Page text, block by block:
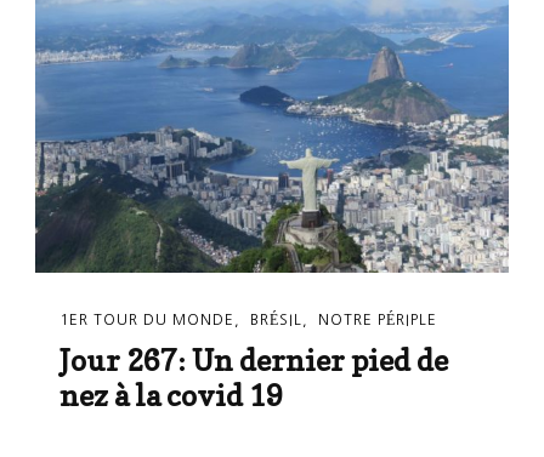
1ER TOUR DU MONDE BRÉSIL NOTRE PÉRIPLE
Jour 267: Un dernier pied de
nez à la covid 19